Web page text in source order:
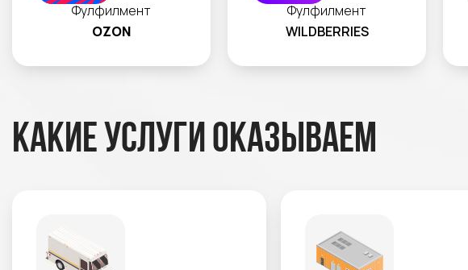
Фулфилмент
OZON
Фулфилмент
WILDBERRIES
Какие услуги оказываем